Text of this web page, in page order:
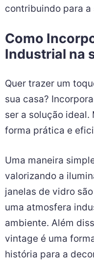
contribuindo para
Como
Industrial na
Quer trazer um
sua casa?
ser a solução ideal.
forma prática e
Uma maneira
valorizando a
janelas de vidro
uma atmosfera
ambiente. Além
vintage é uma
história para a